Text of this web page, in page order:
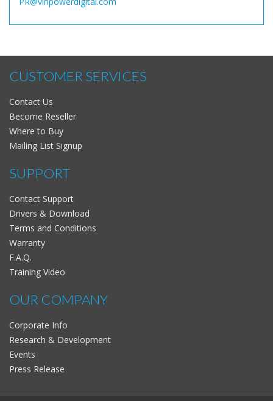
CUSTOMER SERVICES
Contact Us
Become Reseller
Where to Buy
Mailing List Signup
SUPPORT
Contact Support
Drivers & Download
Terms and Conditions
Warranty
F.A.Q.
Training Video
OUR COMPANY
Corporate Info
Research & Development
Events
Press Release